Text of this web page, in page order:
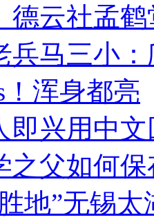
德云社孟
兵马三小
浑身都亮
即兴用中
之父如何
地”无锡